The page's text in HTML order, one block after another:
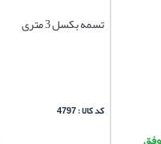
تسمه بکسل 3 متری
کد کالا : 4797